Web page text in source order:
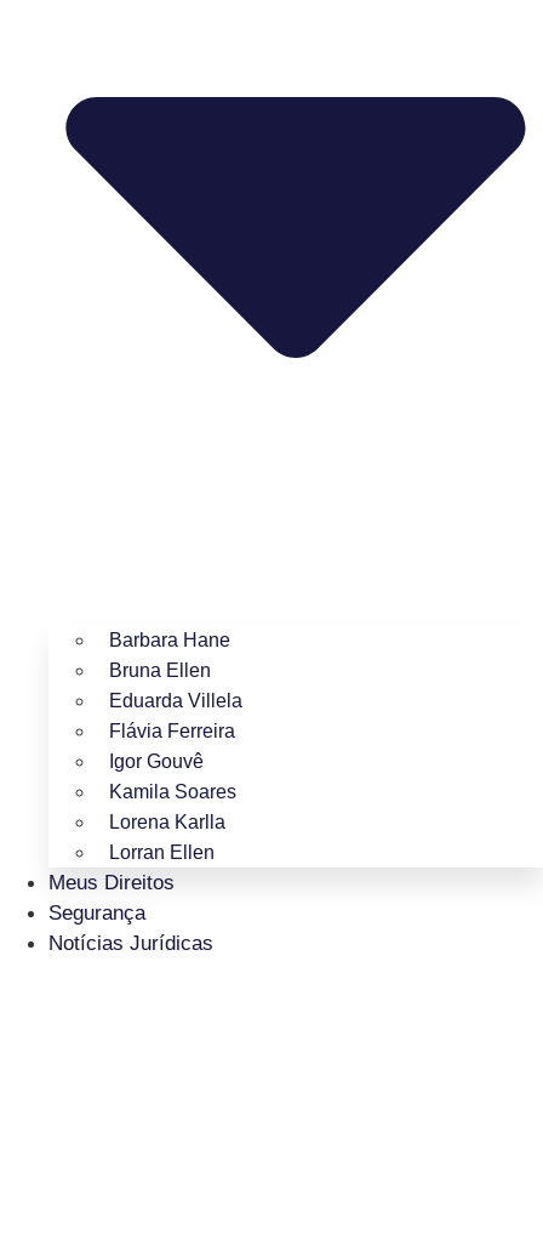
Barbara Hane
Bruna Ellen
Eduarda Villela
Flávia Ferreira
Igor Gouvê
Kamila Soares
Lorena Karlla
Lorran Ellen
Meus Direitos
Segurança
Notícias Jurídicas